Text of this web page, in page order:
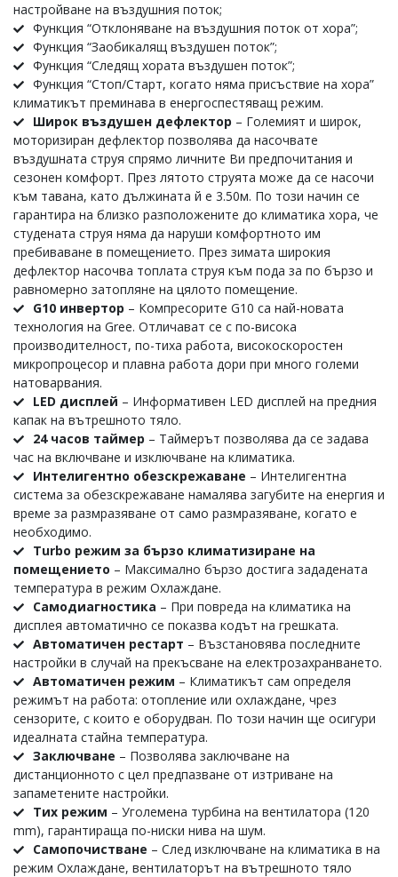
настройване на въздушния поток;
Функция “Отклоняване на въздушния поток от хора”;
Функция “Заобикалящ въздушен поток”;
Функция “Следящ хората въздушен поток”;
Функция “Стоп/Старт, когато няма присъствие на хора”
климатикът преминава в енергоспестяващ режим.
Широк въздушен дефлектор – Големият и широк,
моторизиран дефлектор позволява да насочвате
въздушната струя спрямо личните Ви предпочитания и
сезонен комфорт. През лятото струята може да се насочи
към тавана, като дължината й е 3.50м. По този начин се
гарантира на близко разположените до климатика хора, че
студената струя няма да наруши комфортното им
пребиваване в помещението. През зимата широкия
дефлектор насочва топлата струя към пода за по бързо и
равномерно затопляне на цялото помещение.
G10 инвертор – Компресорите G10 са най-новата
технология на Gree. Отличават се с по-висока
производителност, по-тиха работа, високоскоростен
микропроцесор и плавна работа дори при много големи
натоварвания.
LED дисплей – Информативен LED дисплей на предния
капак на вътрешното тяло.
24 часов таймер – Таймерът позволява да се задава
час на включване и изключване на климатика.
Интелигентно обезскрежаване – Интелигентна
система за обезскрежаване намалява загубите на енергия и
време за размразяване от само размразяване, когато е
необходимо.
Turbo режим за бързо климатизиране на
помещението – Максимално бързо достига зададената
температура в режим Охлаждане.
Самодиагностика – При повреда на климатика на
дисплея автоматично се показва кодът на грешката.
Автоматичен рестарт – Възстановява последните
настройки в случай на прекъсване на електрозахранването.
Автоматичен режим – Климатикът сам определя
режимът на работа: отопление или охлаждане, чрез
сензорите, с които е оборудван. По този начин ще осигури
идеалната стайна температура.
Заключване – Позволява заключване на
дистанционното с цел предпазване от изтриване на
запаметените настройки.
Тих режим – Уголемена турбина на вентилатора (120
mm), гарантираща по-ниски нива на шум.
Самопочистване – След изключване на климатика в на
режим Охлаждане, вентилаторът на вътрешното тяло